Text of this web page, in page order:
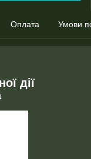
Оплата Умови
дії